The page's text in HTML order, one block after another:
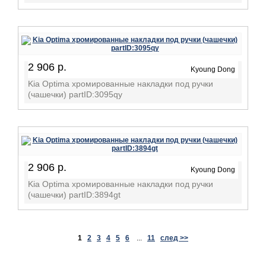
2 906 р. Kyoung Dong
Kia Optima хромированные накладки под ручки
(чашечки) partID:3095qy
2 906 р. Kyoung Dong
Kia Optima хромированные накладки под ручки
(чашечки) partID:3894gt
1 2 3 4 5 6 ... 11 след >>